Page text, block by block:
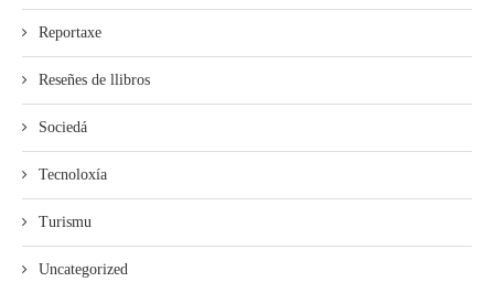
Reportaxe
Reseñes de llibros
Sociedá
Tecnoloxía
Turismu
Uncategorized